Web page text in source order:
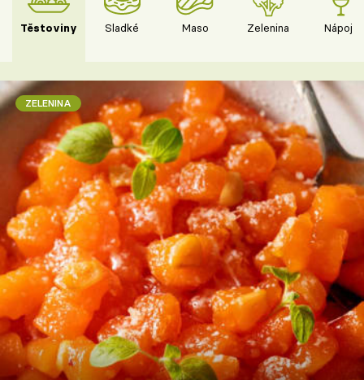
Těstoviny Sladké Maso Zelenina Nápoje
ZELENINA